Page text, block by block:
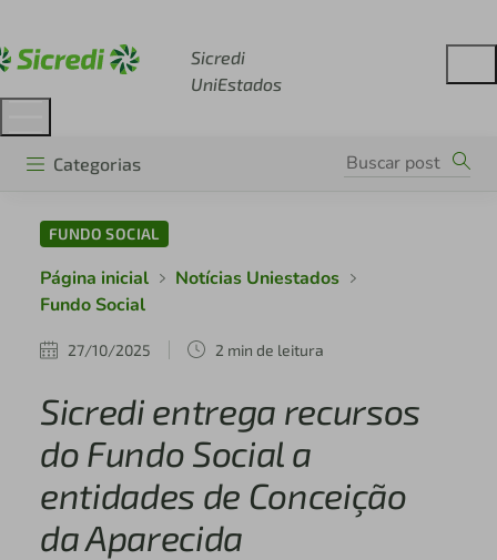
Sicredi
UniEstados
Categorias
FUNDO SOCIAL
Página inicial
Notícias Uniestados
Fundo Social
27/10/2025 2 min de leitura
Sicredi entrega recursos
do Fundo Social a
entidades de Conceição
da Aparecida